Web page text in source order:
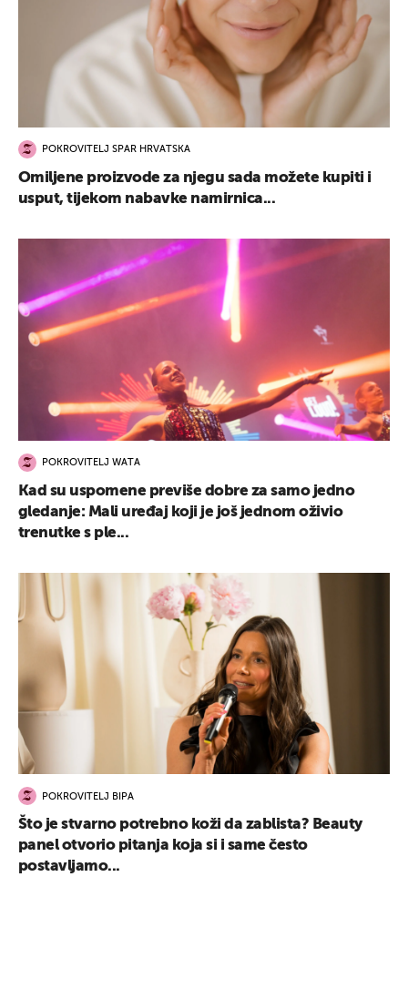
POKROVITELJ SPAR HRVATSKA
Omiljene proizvode za njegu sada možete kupiti i
usput, tijekom nabavke namirnica...
POKROVITELJ WATA
Kad su uspomene previše dobre za samo jedno
gledanje: Mali uređaj koji je još jednom oživio
trenutke s ple...
POKROVITELJ BIPA
Što je stvarno potrebno koži da zablista? Beauty
panel otvorio pitanja koja si i same često
postavljamo...
UKLJUČITE NOTIFIKACIJE